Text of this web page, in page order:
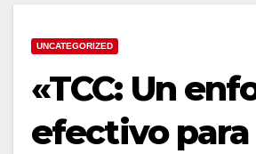
UNCATEGORIZED
«TCC: Un
efectivo para